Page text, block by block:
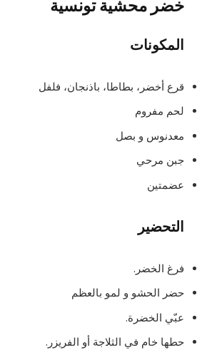
خضر محشية تونسية
المكونات
قرع أخضر، بطاطا، باذنجان، فلفل
لحم مفروم
معدنوس و بصل
جبن مرحي
عضمتين
التحضير
فرغ الخضر.
حضر الحشو و لمو بالعظم
عبّي الخضرة.
حطها خام في الثلاجة أو الفريزر.